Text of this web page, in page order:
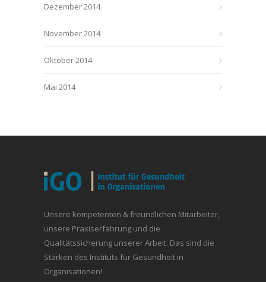
Dezember 2014
November 2014
Oktober 2014
Mai 2014
Unsere kompetenten & freundlichen Mitarbeiter,
unsere Praxiserfahrung und die
Qualitätssicherung unserer Arbeit: Das sind die
Stärken des Instituts für Gesundheit in
Organisationen!